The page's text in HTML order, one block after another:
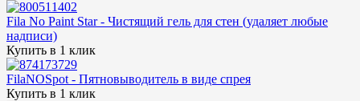
Fila No Paint Star - Чистящий гель для стен (удаляет любые
надписи)
Купить в 1 клик
FilaNOSpot - Пятновыводитель в виде спрея
Купить в 1 клик